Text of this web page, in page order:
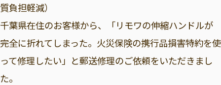
質負担軽減）
千葉県在住のお客様から、「リモワの伸縮ハンドルが
完全に折れてしまった。火災保険の携行品損害特約を使
って修理したい」と郵送修理のご依頼をいただきまし
た。